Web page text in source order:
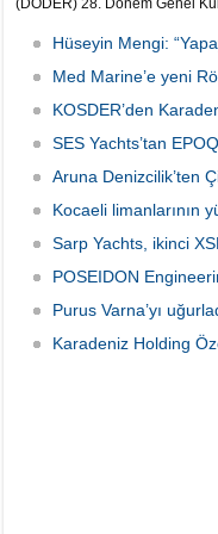
(DÖDER) 28. Dönem Genel
Sanayicileri Birliği (GİSBİR) ev
sahipliğinde gerçekleştirildi.
Hüseyin Mengi:
Med Marine’e yeni
KOSDER’den
SES Yachts’tan
Aruna Denizcilik’ten
Kocaeli limanlarının
Sarp Yachts, ikinci
POSEIDON
Purus Varna’yı
Karadeniz Holding